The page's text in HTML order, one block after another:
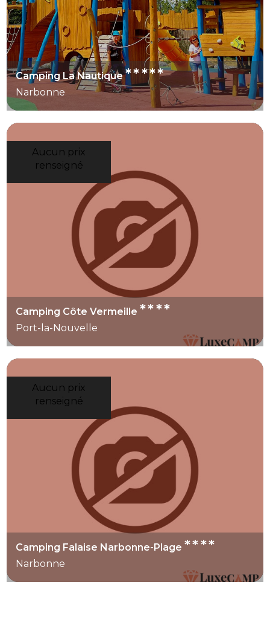
Camping La Nautique*****
Narbonne
Aucun prix
renseigné
Camping Côte Vermeille****
Port-la-Nouvelle
Aucun prix
renseigné
Camping Falaise Narbonne-Plage****
Narbonne